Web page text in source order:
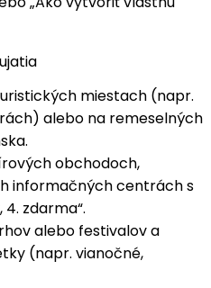
miestach (napr.
alebo na remeselných
obchodoch,
informačných centrách s
4. zdarma“.
alebo festivalov a
(napr. vianočné,